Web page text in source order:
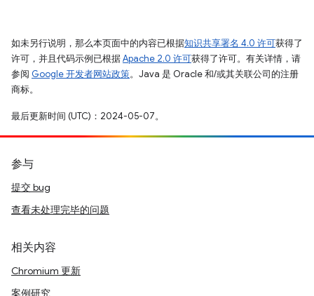
如未另行说明，那么本页面中的内容已根据知识共享署名 4.0 许可获得了
许可，并且代码示例已根据Apache 2.0 许可获得了许可。有关详情，请
参阅 Google 开发者网站政策。Java 是 Oracle 和/或其关联公司的注册
商标。
最后更新时间 (UTC)：2024-05-07。
参与
提交 bug
查看未处理完毕的问题
相关内容
Chromium 更新
案例研究